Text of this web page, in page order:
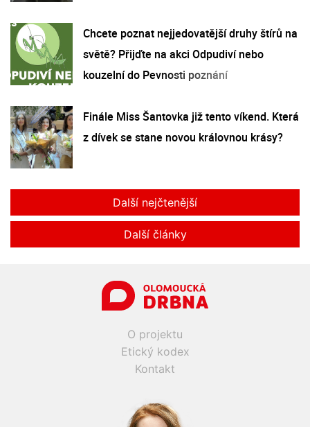
Chcete poznat nejjedovatější druhy štírů na
světě? Přijďte na akci Odpudiví nebo
kouzelní do Pevnosti poznání
Finále Miss Šantovka již tento víkend. Která
z dívek se stane novou královnou krásy?
Další nejčtenější
Další články
O projektu
Etický kodex
Kontakt